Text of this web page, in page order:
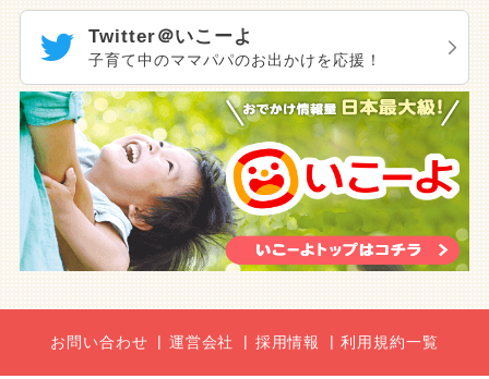
Twitter＠いこーよ
子育て中のママパパのお出かけを応援！
お問い合わせ 運営会社 採用情報 利用規約一覧